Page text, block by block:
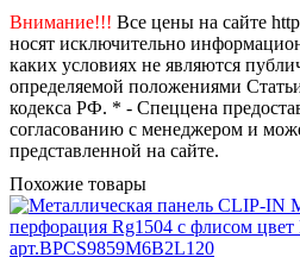
Внимание!!! Все цены на сайте
носят исключительно
каких условиях не являются
определяемой положениями
кодекса РФ. * - Спеццена
согласованию с менеджером и
представленной на сайте.
Похожие товары